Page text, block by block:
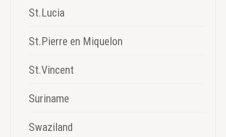
St.Lucia
St.Pierre en Miquelon
St.Vincent
Suriname
Swaziland